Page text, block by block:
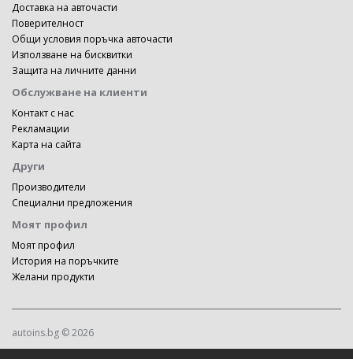
Доставка на авточасти
Поверителност
Общи условия поръчка авточасти
Използване на бисквитки
Защита на личните данни
Обслужване на клиенти
Контакт с нас
Рекламации
Карта на сайта
Други
Производители
Специални предложения
Моят профил
Моят профил
История на поръчките
Желани продукти
autoins.bg © 2026